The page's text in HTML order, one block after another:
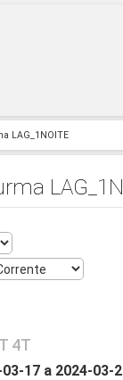
LAG_1NOITE
4T
17 a 2024-03-